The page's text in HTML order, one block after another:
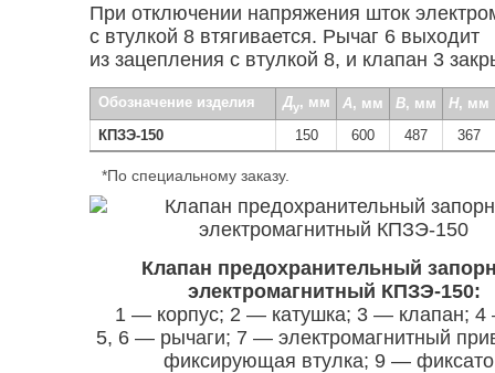
При отключении напряжения шток
с втулкой 8 втягивается. Рычаг 6 выходит
из зацепления с втулкой 8, и клапан 3
Обозначение изделия Ду, мм А, мм В, мм Н, мм
КПЗЭ-150
150 600 487 367
*По специальному заказу.
Клапан предохранительный
электромагнитный КПЗЭ-150:
1 — корпус; 2 — катушка; 3 — клапан; 4
5, 6 — рычаги; 7 — электромагнитный
фиксирующая втулка; 9 —